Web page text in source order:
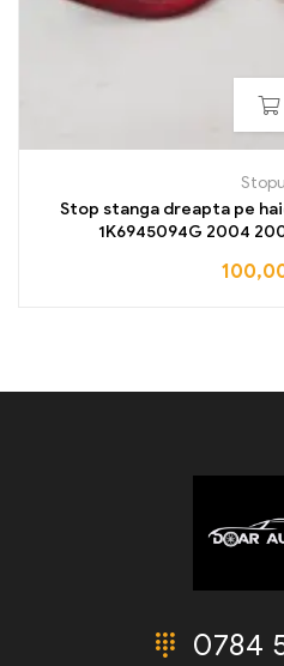
Stop stanga dreapta pe
1K6945094G 2004
0784